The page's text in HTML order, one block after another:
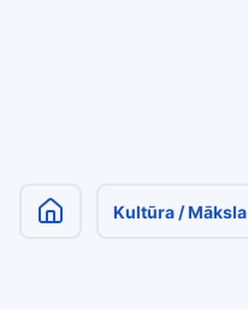
Kultūra / Māksla